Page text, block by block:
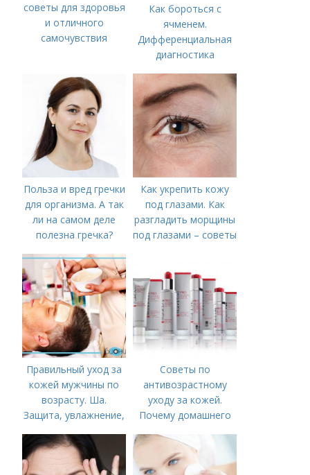
советы для здоровья
и отличного
самочувствия
Как бороться с
ячменем.
Дифференциальная
диагностика
Польза и вред гречки
для организма. А так
ли на самом деле
полезна гречка?
Как укрепить кожу
под глазами. Как
разгладить морщины
под глазами – советы
Правильный уход за
кожей мужчины по
возрасту. Ша.
Защита, увлажнение,
Советы по
антивозрастному
уходу за кожей.
Почему домашнего